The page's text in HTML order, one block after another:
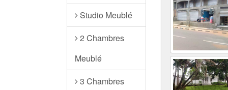
Studio Meublé
2 Chambres
Meublé
3 Chambres